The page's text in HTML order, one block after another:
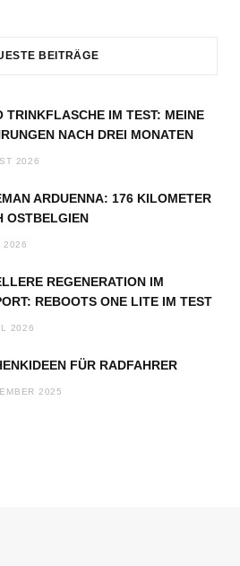
BEITRÄGE
TRINKFLASCHE IM TEST: MEINE
NACH DREI MONATEN
2026
ARDUENNA: 176 KILOMETER
OSTBELGIEN
2026
REGENERATION IM
REBOOTS ONE LITE IM TEST
2026
FÜR RADFAHRER
2025